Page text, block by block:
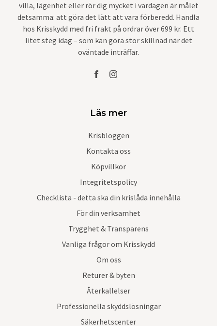
villa, lägenhet eller rör dig mycket i vardagen är målet
detsamma: att göra det lätt att vara förberedd. Handla
hos Krisskydd med fri frakt på ordrar över 699 kr. Ett
litet steg idag – som kan göra stor skillnad när det
oväntade inträffar.
Läs mer
Krisbloggen
Kontakta oss
Köpvillkor
Integritetspolicy
Checklista - detta ska din krislåda innehålla
För din verksamhet
Trygghet & Transparens
Vanliga frågor om Krisskydd
Om oss
Returer & byten
Återkallelser
Professionella skyddslösningar
Säkerhetscenter